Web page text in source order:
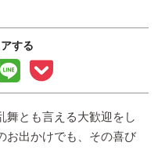
する
舞とも言える大歓迎をし
お出かけでも、その喜び